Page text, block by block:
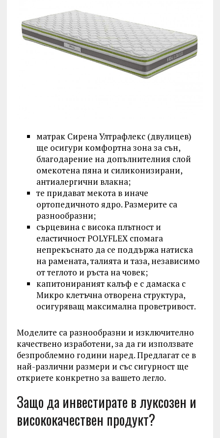
матрак Сирена Ултрафлекс (двулицев)
ще осигури комфортна зона за сън,
благодарение на допълнителния слой
омекотена пяна и силиконизирани,
антиалергични влакна;
те придават мекота в иначе
ортопедичното ядро. Размерите са
разнообразни;
сърцевина с висока плътност и
еластичност POLYFLEX спомага
непрекъснато да се поддържа натиска
на рамената, талията и таза, независимо
от теглото и ръста на човек;
капитонираният калъф е с дамаска с
Микро клетъчна отворена структура,
осигуряващ максимална проветривост.
Моделите са разнообразни и изключително
качествено изработени, за да ги използвате
безпроблемно години наред. Предлагат се в
най-различни размери и със сигурност ще
откриете конкретно за вашето легло.
Защо да инвестирате в луксозен и
висококачествен продукт?